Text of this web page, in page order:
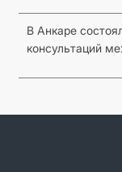
В Анкаре
консультаций